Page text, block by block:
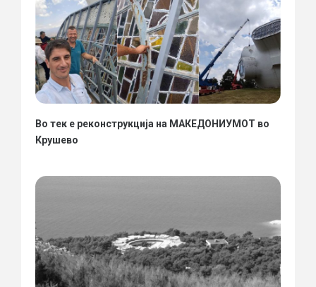
Во тек е реконструкција на МАКЕДОНИУМОТ во
Крушево